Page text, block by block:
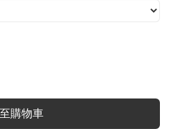
購物車